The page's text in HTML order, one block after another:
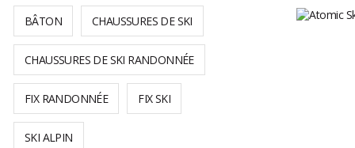
BÂTON CHAUSSURES DE SKI
CHAUSSURES DE SKI RANDONNÉE
FIX RANDONNÉE FIX SKI
SKI ALPIN